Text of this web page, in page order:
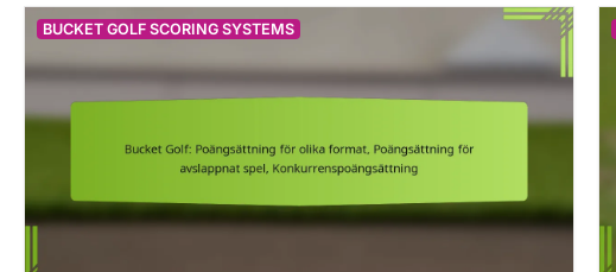
BUCKET GOLF SCORING SYSTEMS